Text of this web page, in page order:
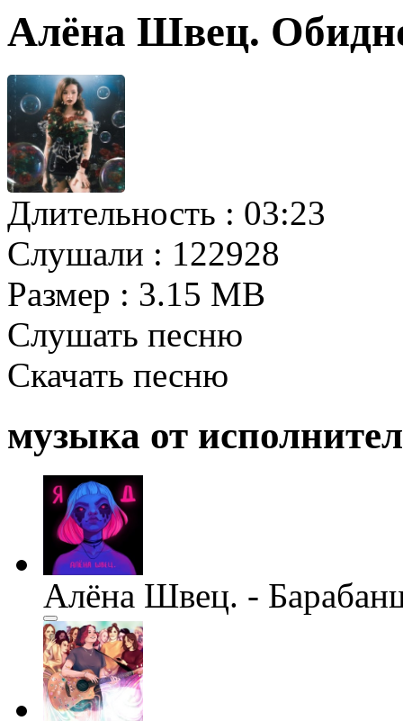
Алёна Швец.
Длительность : 03:23
Слушали : 122928
Размер : 3.15 MB
Слушать песню
Скачать песню
музыка от
Алёна Швец. -